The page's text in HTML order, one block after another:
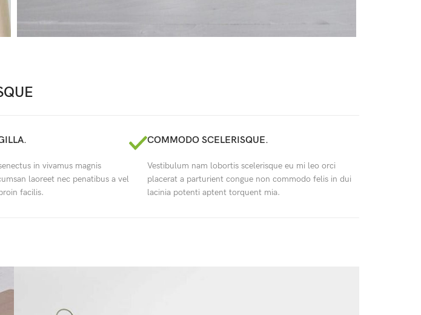
in vivamus magnis
laoreet nec penatibus a vel
facilis.
COMMODO SCELERISQUE.
Vestibulum nam lobortis scelerisque eu mi leo orci
placerat a parturient congue non commodo felis in dui
lacinia potenti aptent torquent mia.